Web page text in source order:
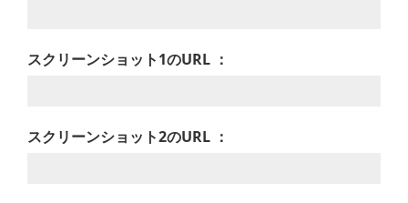
スクリーンショット1のURL ：
スクリーンショット2のURL ：